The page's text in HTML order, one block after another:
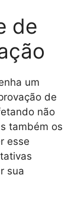
de
um
de
não
também os
esse
sua